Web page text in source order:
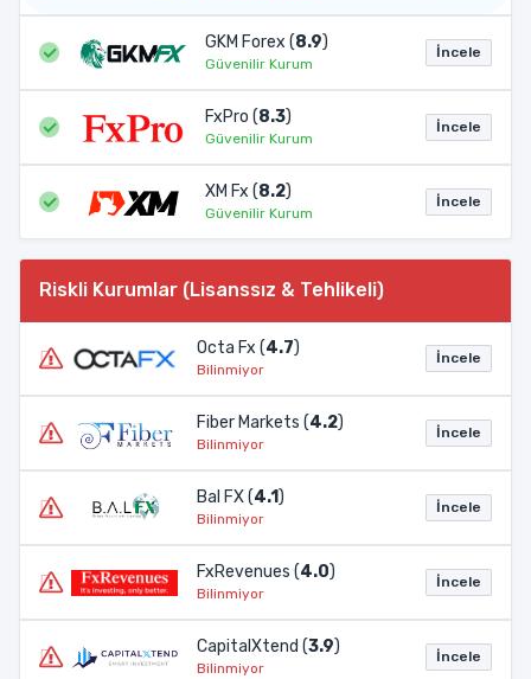
GKM Forex (8.9)
Güvenilir Kurum
İncele
FxPro (8.3)
Güvenilir Kurum
İncele
XM Fx (8.2)
Güvenilir Kurum
İncele
Riskli Kurumlar (Lisanssız & Tehlikeli)
Octa Fx (4.7)
Bilinmiyor
İncele
Fiber Markets (4.2)
Bilinmiyor
İncele
Bal FX (4.1)
Bilinmiyor
İncele
FxRevenues (4.0)
Bilinmiyor
İncele
CapitalXtend (3.9)
Bilinmiyor
İncele